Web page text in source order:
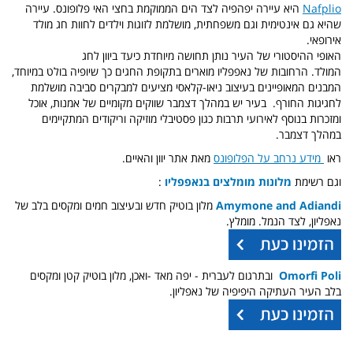
Nafplio היא עיירה יפהפיה לצד הים הממוקמת בחצי האי פלופונס. עיירה
שהיא גם אינטימית וגם משפחתית, מושלמת לזוגות וילדים לחוות חג מולד
אירופאי.
האופי ההיסטורי של העיר נותן תחושה מיוחדת כיעד ביוון לחג
המולד. הרחובות של נאפפליו מוארים בתקופת החגים כך שיופיה בולט במיוחד,
המבנים המאופיינים בעיצוב ניאו-קלאסי מציעים למבקרים סביבה מושלמת
לחגיגות החורף.בעיר יש במהלך דצמבר שווקים מקומיים של אמנות, אוכל
ומזכרותבנוסף לאירועי תרבות כגון פסטיבלי מוזיקה וריקודים המתקיימים
במהלך דצמבר.
ראו מידע נרחב על הפלופונס מאת אתר יוון והאיים.
וגם רשימת מלונות מומלצים בנאפפליו :
Amymone and Adiandi מלון בוטיק חדש ובעיצוב חמים ומקסים בלב של
נאפליון, לצד הנמל. מומלץ.
Omorfi Poli ובתרגום לעברית - יפה מאד -ואכן, מלון בוטיק קטן ומקסים
בלב העיר העתיקה היפיפיה של נאפליון.